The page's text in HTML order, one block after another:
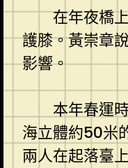
在年夜橋
護膝。黃崇章
影響。
本年春運
海立體約50米
兩人在起落臺